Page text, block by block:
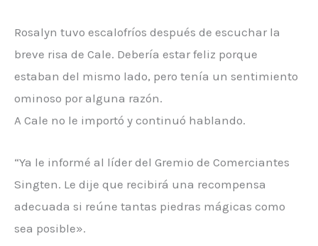
Rosalyn tuvo escalofríos después de escuchar la
breve risa de Cale. Debería estar feliz porque
estaban del mismo lado, pero tenía un sentimiento
ominoso por alguna razón.
A Cale no le importó y continuó hablando.
“Ya le informé al líder del Gremio de Comerciantes
Singten. Le dije que recibirá una recompensa
adecuada si reúne tantas piedras mágicas como
sea posible».